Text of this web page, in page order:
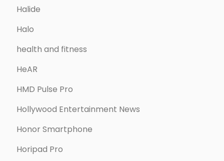
Halide
Halo
health and fitness
HeAR
HMD Pulse Pro
Hollywood Entertainment News
Honor Smartphone
Horipad Pro